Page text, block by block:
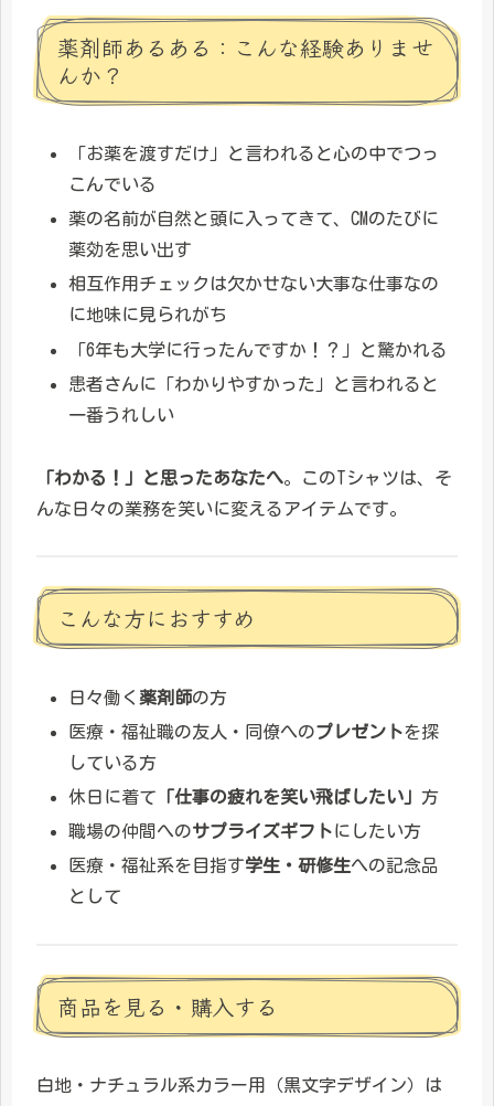
薬剤師あるある：こんな経験ありませ
んか？
「お薬を渡すだけ」と言われると心の中でつっ
こんでいる
薬の名前が自然と頭に入ってきて、CMのたびに
薬効を思い出す
相互作用チェックは欠かせない大事な仕事なの
に地味に見られがち
「6年も大学に行ったんですか！？」と驚かれる
患者さんに「わかりやすかった」と言われると
一番うれしい
「わかる！」と思ったあなたへ。このTシャツは、そ
んな日々の業務を笑いに変えるアイテムです。
こんな方におすすめ
日々働く 薬剤師の方
医療・福祉職の友人・同僚へのプレゼントを探
している方
休日に着て 「仕事の疲れを笑い飛ばしたい」方
職場の仲間へのサプライズギフトにしたい方
医療・福祉系を目指す学生・研修生への記念品
として
商品を見る・購入する
白地・ナチュラル系カラー用（黒文字デザイン）は